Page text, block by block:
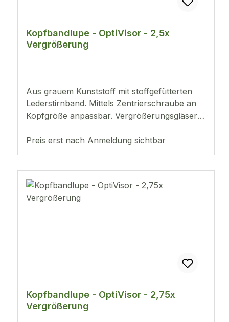
Kopfbandlupe - OptiVisor - 2,5x
Vergrößerung
Aus grauem Kunststoff mit stoffgefütterten
Lederstirnband. Mittels Zentrierschraube an
Kopfgröße anpassbar. Vergrößerungsgläser
Preis erst nach Anmeldung sichtbar
Kopfbandlupe - OptiVisor - 2,75x
Vergrößerung